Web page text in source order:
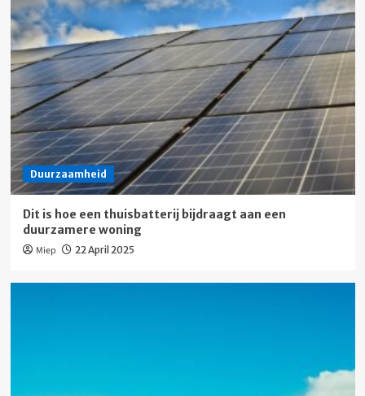
Duurzaamheid
Dit is hoe een thuisbatterij bijdraagt aan een
duurzamere woning
Miep 22 April 2025